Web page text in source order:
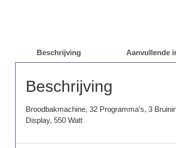
Beschrijving Aanvullende
Beschrijving
Broodbakmachine, 32 Programma’s, 3
Display, 550 Watt